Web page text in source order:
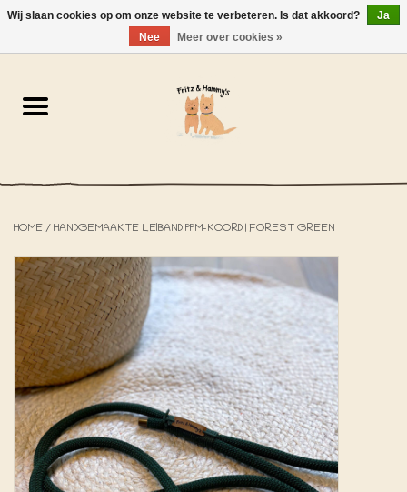
NL-EN 0 Artikelen - €0,00
De Winkel
Het Strandhuisje
De Blog
Over ons
HOME / HANDGEMAAKTE LEIBAND PPM-KOORD | FOREST GREEN
Wij slaan cookies op om onze website te verbeteren. Is dat akkoord?
Ja
Nee
Meer over cookies »